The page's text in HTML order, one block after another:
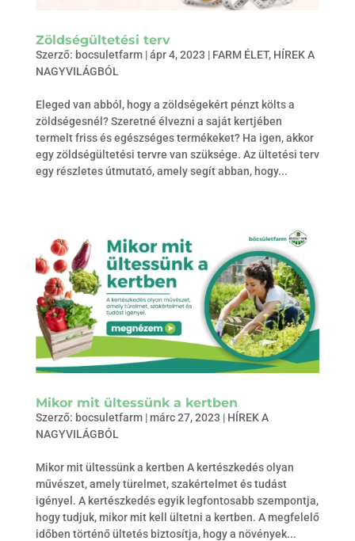
Zöldségültetési terv
Szerző: bocsuletfarm|ápr 4, 2023 | FARM ÉLET, HÍREK A
NAGYVILÁGBÓL
Eleged van abból, hogy a zöldségekért pénzt költs a
zöldségesnél? Szeretné élvezni a saját kertjében
termelt friss és egészséges termékeket? Ha igen, akkor
egy zöldségültetési tervre van szüksége. Az ültetési terv
egy részletes útmutató, amely segít abban, hogy...
Mikor mit ültessünk a kertben
Szerző: bocsuletfarm|márc 27, 2023 | HÍREK A
NAGYVILÁGBÓL
Mikor mit ültessünk a kertben A kertészkedés olyan
művészet, amely türelmet, szakértelmet és tudást
igényel. A kertészkedés egyik legfontosabb szempontja,
hogy tudjuk, mikor mit kell ültetni a kertben. A megfelelő
időben történő ültetés biztosítja, hogy a növények...